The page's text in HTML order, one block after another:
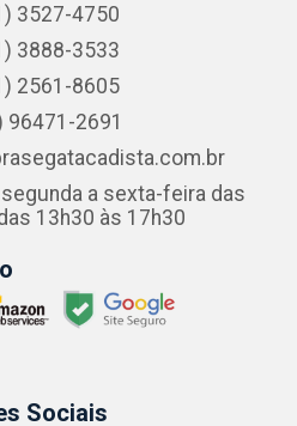
3527-4750
3888-3533
2561-8605
96471-2691
a sexta-feira das
13h30 às 17h30
Sociais